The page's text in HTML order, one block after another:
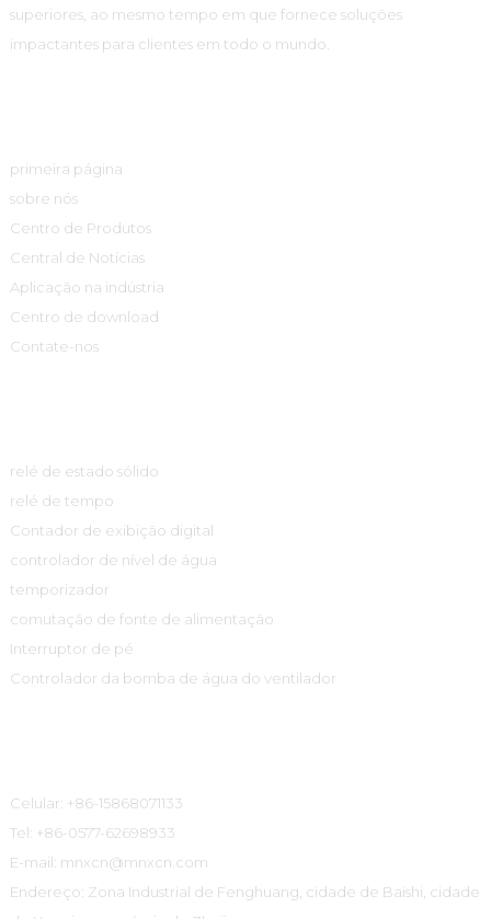
superiores, ao mesmo tempo em que fornece soluções
impactantes para clientes em todo o mundo.
primeira página
sobre nós
Centro de Produtos
Central de Notícias
Aplicação na indústria
Centro de download
Contate-nos
relé de estado sólido
relé de tempo
Contador de exibição digital
controlador de nível de água
temporizador
comutação de fonte de alimentação
Interruptor de pé
Controlador da bomba de água do ventilador
Celular: +86-15868071133
Tel: +86-0577-62698933
E-mail: mnxcn@mnxcn.com
Endereço: Zona Industrial de Fenghuang, cidade de Baishi, cidade